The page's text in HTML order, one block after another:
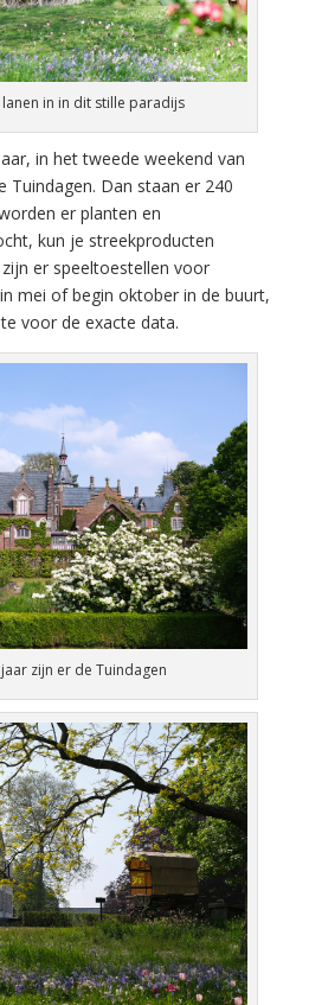
in in dit stille paradijs
in het tweede weekend van
Tuindagen. Dan staan er 240
er planten en
kun je streekproducten
er speeltoestellen voor
mei of begin oktober in de buurt,
voor de exacte data.
zijn er de Tuindagen